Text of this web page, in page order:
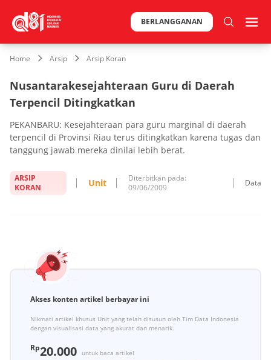
BERLANGGANAN
Home Arsip Arsip Koran
Nusantarakesejahteraan Guru di Daerah
Terpencil Ditingkatkan
PEKANBARU: Kesejahteraan para guru marginal di daerah
terpencil di Provinsi Riau terus ditingkatkan karena tugas dan
tanggung jawab mereka dinilai lebih berat.
ARSIP
KORAN
Unit
Diterbitkan pada:
09/06/2009
Data
Akses konten artikel berbayar ini
Nikmati artikel khusus Unit yang telah disusun oleh Tim Data Indonesia
dengan visualisasi data yang akurat dan menarik.
Rp20.000
untuk baca artikel